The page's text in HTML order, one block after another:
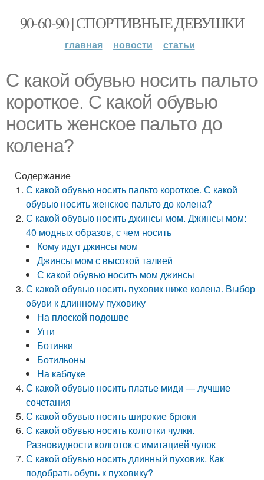
90-60-90 | СПОРТИВНЫЕ ДЕВУШКИ
главная новости статьи
С какой обувью носить пальто
короткое. С какой обувью
носить женское пальто до
колена?
Содержание
С какой обувью носить пальто короткое. С какой
обувью носить женское пальто до колена?
С какой обувью носить джинсы мом. Джинсы мом:
40 модных образов, с чем носить
Кому идут джинсы мом
Джинсы мом с высокой талией
С какой обувью носить мом джинсы
С какой обувью носить пуховик ниже колена. Выбор
обуви к длинному пуховику
На плоской подошве
Угги
Ботинки
Ботильоны
На каблуке
С какой обувью носить платье миди — лучшие
сочетания
С какой обувью носить широкие брюки
С какой обувью носить колготки чулки.
Разновидности колготок с имитацией чулок
С какой обувью носить длинный пуховик. Как
подобрать обувь к пуховику?